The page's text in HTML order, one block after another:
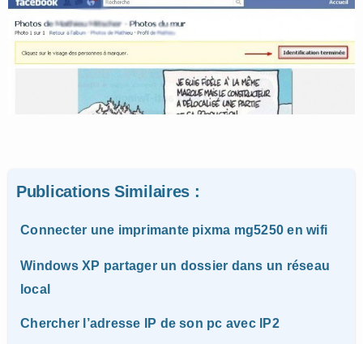
Publications Similaires :
Connecter une imprimante pixma mg5250 en wifi
Windows XP partager un dossier dans un réseau
local
Chercher l’adresse IP de son pc avec IP2